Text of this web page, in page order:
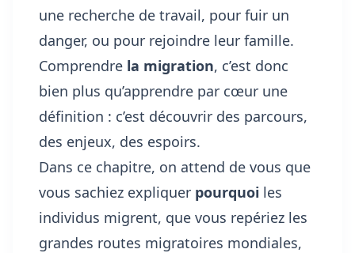
une recherche de travail, pour fuir un
danger, ou pour rejoindre leur famille.
Comprendre la migration, c’est donc
bien plus qu’apprendre par cœur une
définition : c’est découvrir des parcours,
des enjeux, des espoirs.
Dans ce chapitre, on attend de vous que
vous sachiez expliquer pourquoi les
individus migrent, que vous repériez les
grandes routes migratoires mondiales,